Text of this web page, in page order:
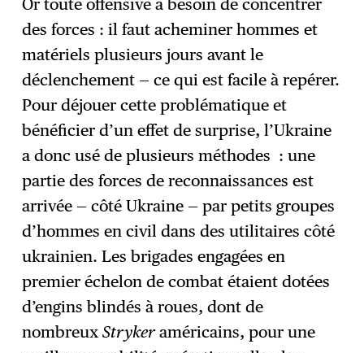
Or toute offensive a besoin de concentrer
des forces : il faut acheminer hommes et
matériels plusieurs jours avant le
déclenchement — ce qui est facile à repérer.
Pour déjouer cette problématique et
bénéficier d’un effet de surprise, l’Ukraine
a donc usé de plusieurs méthodes : une
partie des forces de reconnaissances est
arrivée — côté Ukraine — par petits groupes
d’hommes en civil dans des utilitaires côté
ukrainien. Les brigades engagées en
premier échelon de combat étaient dotées
d’engins blindés à roues, dont de
nombreuxStrykeraméricains, pour une